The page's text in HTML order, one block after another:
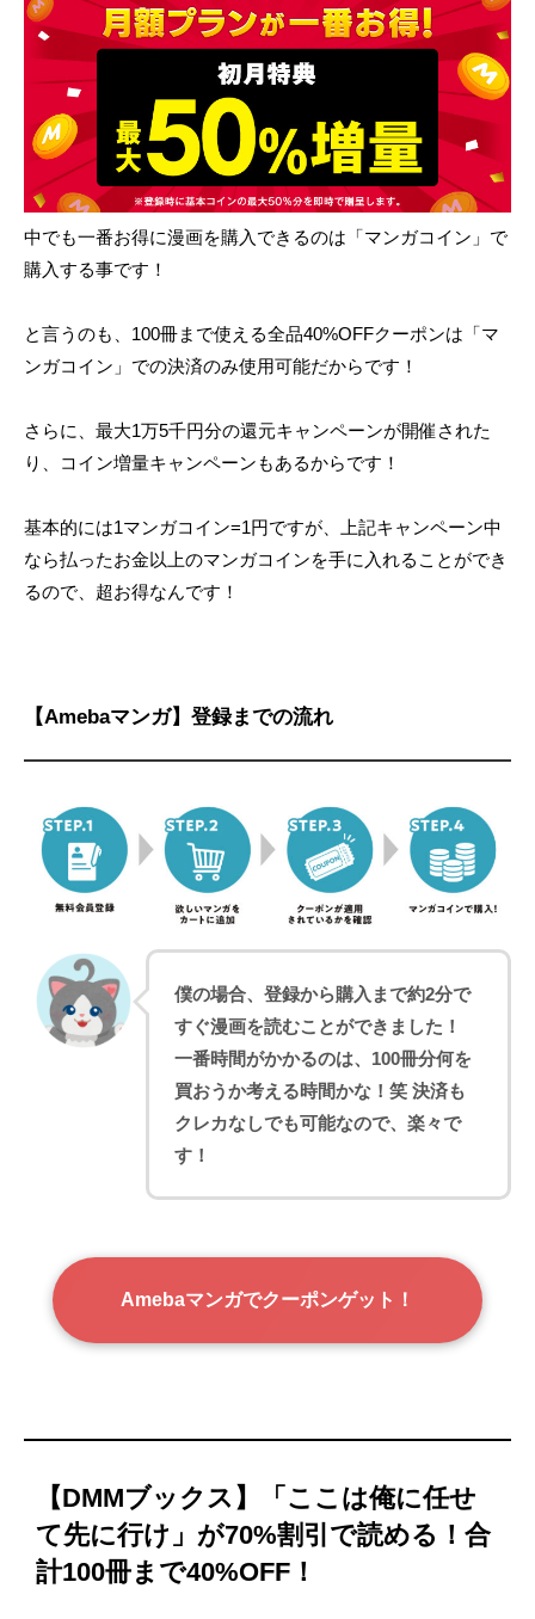
中でも一番お得に漫画を購入できるのは「マンガコイン」で
購入する事です！
と言うのも、100冊まで使える全品40%OFFクーポンは「マ
ンガコイン」での決済のみ使用可能だからです！
さらに、最大1万5千円分の還元キャンペーンが開催された
り、コイン増量キャンペーンもあるからです！
基本的には1マンガコイン=1円ですが、上記キャンペーン中
なら払ったお金以上のマンガコインを手に入れることができ
るので、超お得なんです！
【Amebaマンガ】登録までの流れ
僕の場合、登録から購入まで約2分で
すぐ漫画を読むことができました！
一番時間がかかるのは、100冊分何を
買おうか考える時間かな！笑 決済も
クレカなしでも可能なので、楽々で
す！
Amebaマンガでクーポンゲット！
【DMMブックス】「ここは俺に任せ
て先に行け」が70%割引で読める！合
計100冊まで40%OFF！